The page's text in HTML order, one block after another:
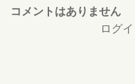
コメントはありません
ログ